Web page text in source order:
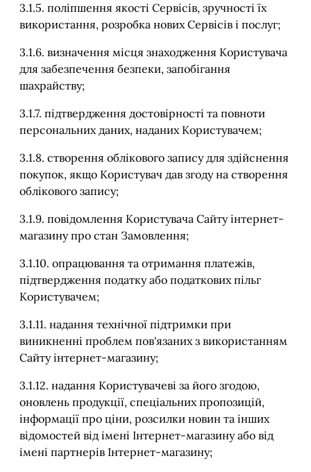
3.1.5. поліпшення якості Сервісів, зручності їх
використання, розробка нових Сервісів і послуг;
3.1.6. визначення місця знаходження Користувача
для забезпечення безпеки, запобігання
шахрайству;
3.1.7. підтвердження достовірності та повноти
персональних даних, наданих Користувачем;
3.1.8. створення облікового запису для здійснення
покупок, якщо Користувач дав згоду на створення
облікового запису;
3.1.9. повідомлення Користувача Сайту інтернет-
магазину про стан Замовлення;
3.1.10. опрацювання та отримання платежів,
підтвердження податку або податкових пільг
Користувачем;
3.1.11. надання технічної підтримки при
виникненні проблем пов'язаних з використанням
Сайту інтернет-магазину;
3.1.12. надання Користувачеві за його згодою,
оновлень продукції, спеціальних пропозицій,
інформації про ціни, розсилки новин та інших
відомостей від імені Інтернет-магазину або від
імені партнерів Інтернет-магазину;